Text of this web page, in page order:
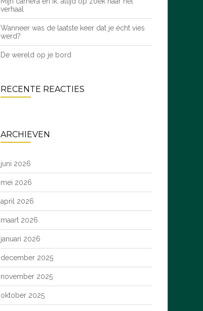
verhaal
Wanneer was de laatste keer dat je écht vies
werd?
De wereld op je bord
RECENTE REACTIES
ARCHIEVEN
juni 2026
mei 2026
april 2026
maart 2026
januari 2026
december 2025
november 2025
oktober 2025